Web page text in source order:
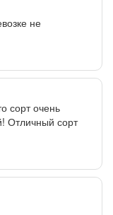
не
сорт очень
Отличный сорт